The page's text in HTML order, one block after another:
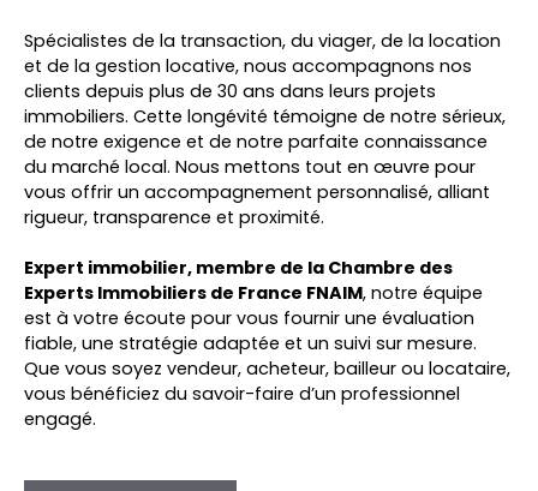
Spécialistes de la transaction, du viager, de la location
et de la gestion locative, nous accompagnons nos
clients depuis plus de 30 ans dans leurs projets
immobiliers. Cette longévité témoigne de notre sérieux,
de notre exigence et de notre parfaite connaissance
du marché local. Nous mettons tout en œuvre pour
vous offrir un accompagnement personnalisé, alliant
rigueur, transparence et proximité.
Expert immobilier, membre de la Chambre des
Experts Immobiliers de France FNAIM, notre équipe
est à votre écoute pour vous fournir une évaluation
fiable, une stratégie adaptée et un suivi sur mesure.
Que vous soyez vendeur, acheteur, bailleur ou locataire,
vous bénéficiez du savoir-faire d’un professionnel
engagé.